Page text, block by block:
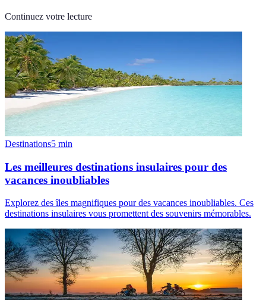
Continuez votre lecture
Destinations5 min
Les meilleures destinations insulaires pour des
vacances inoubliables
Explorez des îles magnifiques pour des vacances inoubliables. Ces
destinations insulaires vous promettent des souvenirs mémorables.